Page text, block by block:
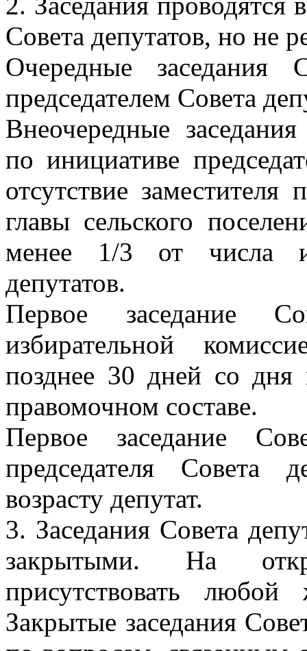
Совета депутатов, но не
Очередные заседания
председателем Совета
Внеочередные
по инициативе
отсутствие заместителя
главы сельского
менее 1/3 от числа
депутатов.
Первое заседание
избирательной
позднее 30 дней со дня
правомочном составе.
Первое заседание
председателя Совета
возрасту депутат.
3. Заседания Совета
закрытыми. На
присутствовать любой
Закрытые заседания